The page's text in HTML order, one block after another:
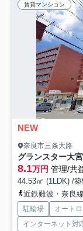
賃貸マンション
NEW
奈良市三条大路
グランスター大宮
8.1万円 管理/共
44.53㎡ (1LDK) /
近鉄難波・奈良
駐輪場 オート
インターネット対